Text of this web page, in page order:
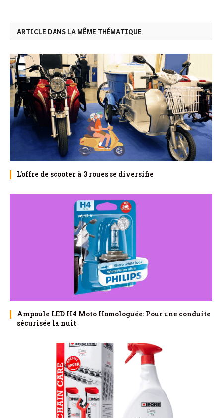
ARTICLE DANS LA MÊME THÉMATIQUE
L’offre de scooter à 3 roues se diversifie
Ampoule LED H4 Moto Homologuée: Pour une conduite
sécurisée la nuit